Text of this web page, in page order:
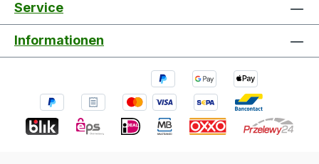
Service
Informationen